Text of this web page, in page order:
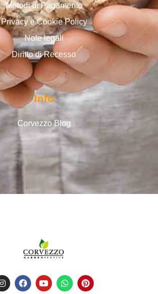
Metodi di Pagamento
Privacy e Cookie Policy
Note legali
Diritto di Recesso
Info
Corvezzo Blog